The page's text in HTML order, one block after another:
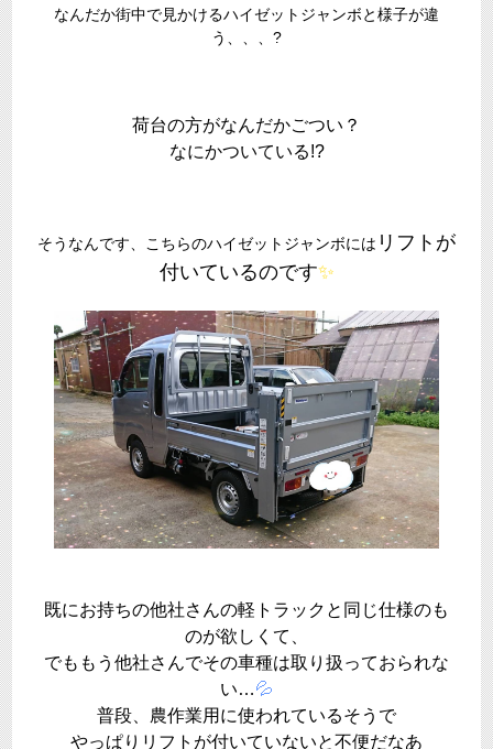
なんだか街中で見かけるハイゼットジャンボと様子が違
う、、、?
荷台の方がなんだかごつい？
なにかついている!?
そうなんです、こちらのハイゼットジャンボには リフトが
付いているのです✨
既にお持ちの他社さんの軽トラックと同じ仕様のも
のが欲しくて、
でももう他社さんでその車種は取り扱っておられな
い…💦
普段、農作業用に使われているそうで
やっぱりリフトが付いていないと不便だなあ